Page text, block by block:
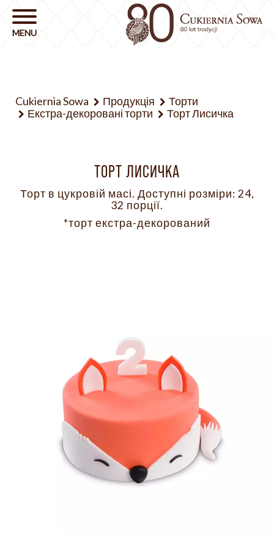
Cukiernia Sowa Продукція
Торти
Екстра-декоровані торти
Торт Лисичка
ТОРТ ЛИСИЧКА
Торт в цукровій масі. Доступні розміри: 24,
32 порції.
*торт екстра-декорований